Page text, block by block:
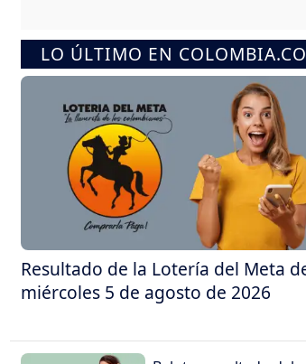
LO ÚLTIMO EN
Resultado de la Lotería del Meta
miércoles 5 de agosto de 2026